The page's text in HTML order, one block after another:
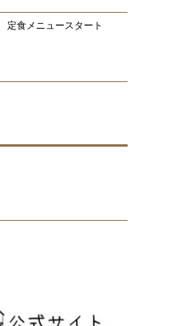
食メニュースタート